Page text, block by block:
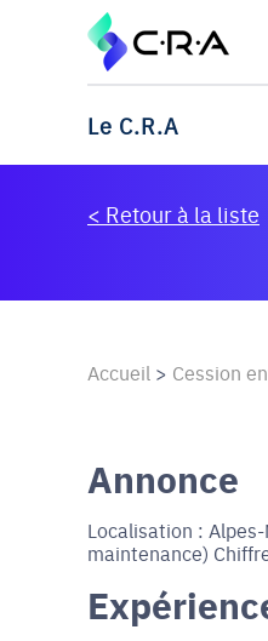
Le C.R.A
< Retour à la liste
Accueil > Cession
Annonce
Localisation :
maintenance)